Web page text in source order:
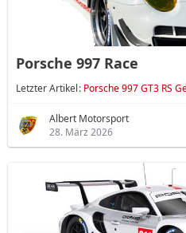
Porsche 997 Race
Letzter Artikel Porsche 997 GT3 RS
Albert Motorsport
28. März 2026